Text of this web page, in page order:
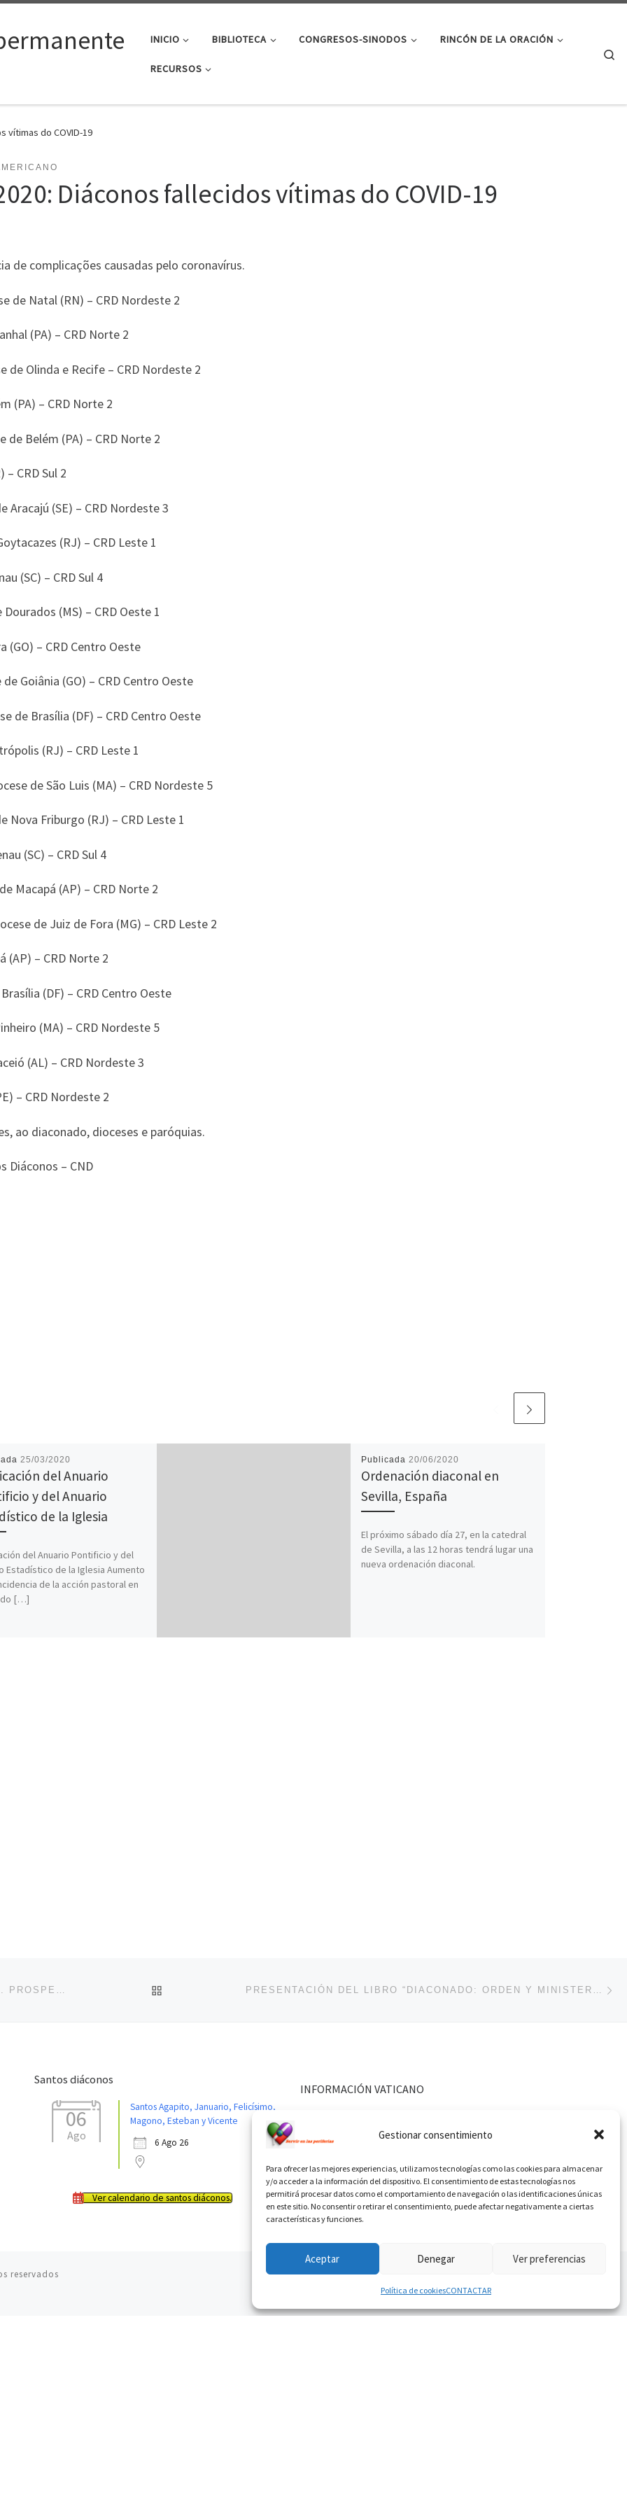
Gestionar consentimiento
Para ofrecer las mejores experiencias, utilizamos tecnologías como las cookies para almacenar
y/o acceder a la información del dispositivo. El consentimiento de estas tecnologías nos
permitirá procesar datos como el comportamiento de navegación o las identificaciones únicas
en este sitio. No consentir o retirar el consentimiento, puede afectar negativamente a ciertas
características y funciones.
Aceptar Denegar Ver preferencias
Política de cookiesCONTACTAR
INICIO BIBLIOTECA CONGRESOS-SINODOS RINCÓN DE LA ORACIÓN
RECURSOS
vítimas do COVID-19
Diáconos fallecidos vítimas do COVID-19
de complicações causadas pelo coronavírus.
de Natal (RN) – CRD Nordeste 2
(PA) – CRD Norte 2
de Olinda e Recife – CRD Nordeste 2
(PA) – CRD Norte 2
de Belém (PA) – CRD Norte 2
CRD Sul 2
Aracajú (SE) – CRD Nordeste 3
(RJ) – CRD Leste 1
(SC) – CRD Sul 4
(MS) – CRD Oeste 1
(GO) – CRD Centro Oeste
Goiânia (GO) – CRD Centro Oeste
de Brasília (DF) – CRD Centro Oeste
(RJ) – CRD Leste 1
de São Luis (MA) – CRD Nordeste 5
Nova Friburgo (RJ) – CRD Leste 1
(SC) – CRD Sul 4
Macapá (AP) – CRD Norte 2
de Juiz de Fora (MG) – CRD Leste 2
(AP) – CRD Norte 2
(DF) – CRD Centro Oeste
(MA) – CRD Nordeste 5
(AL) – CRD Nordeste 3
– CRD Nordeste 2
ao diaconado, dioceses e paróquias.
Diáconos – CND
25/03/2020
del Anuario
y del Anuario
de la Iglesia
del Anuario Pontificio y del
Estadístico de la Iglesia Aumento
de la acción pastoral en
[…]
Publicada 20/06/2020
Ordenación diaconal en
Sevilla, España
El próximo sábado día 27, en la catedral
de Sevilla, a las 12 horas tendrá lugar una
nueva ordenación diaconal.
NUEVO LIBRO: «DIACONADO: ORDEN Y MINISTERIO. PROSPECTIVA TEOLÓGICA DESDE LUMEN GENTIUM 29» VOLVER A LA LISTA DE ENTRADAS PRESENTACIÓN DEL LIBRO “DIACONADO: ORDEN Y MINISTERIO. PROSPECTIVA TEOLÓGICA DESDE LUMEN GENTIUM 29”
Santos diáconos
06
Ago
Santos Agapito, Januario, Felicísimo,
Magono, Esteban y Vicente
6 Ago 26
Ver calendario de santos diáconos.
INFORMACIÓN VATICANO
reservados